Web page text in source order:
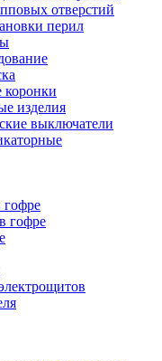
отверстий
перил
коронки
изделия
выключатели
гофре
гофре